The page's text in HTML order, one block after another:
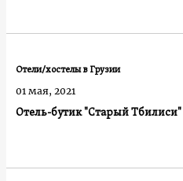
Отель-бутик "Старый Тбилиси"
Отели/хостелы в Грузии
01 мая, 2021